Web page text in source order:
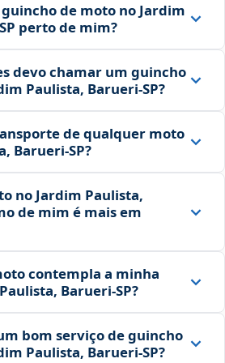
de moto no Jardim
perto de mim?
devo chamar um guincho
Paulista, Barueri‑SP?
de qualquer moto
Barueri‑SP?
no Jardim Paulista,
de mim é mais em
contempla a minha
Barueri‑SP?
bom serviço de guincho
Paulista, Barueri‑SP?